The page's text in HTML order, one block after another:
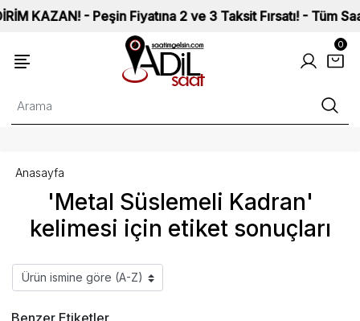
KAZAN! - Peşin Fiyatına 2 ve 3 Taksit Fırsatı! - Tüm
0
'Metal Süslemeli Kadran'
kelimesi için etiket sonuçları
Anasayfa
Benzer Etiketler